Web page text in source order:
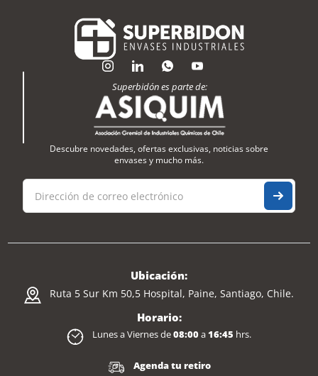
Superbidón es parte de:
Descubre novedades, ofertas exclusivas, noticias sobre
envases y mucho más.
Ubicación:
Ruta 5 Sur Km 50,5 Hospital, Paine, Santiago, Chile.
Horario:
Lunes a Viernes de08:00a16:45 hrs.
Agenda tu retiro